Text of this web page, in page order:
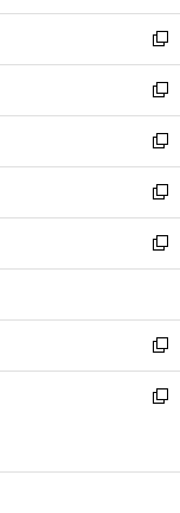
開
く
ウ
で
開
く
ン
ド
ウ
で
開
く
ウ
ィ
ン
ド
ウ
で
開
く
新
し
い
ウ
ィ
ン
ド
ウ
で
開
新
し
い
ウ
ィ
ン
ド
ウ
開
く
新
し
い
ウ
ィ
ン
ウ
で
開
く
新
し
い
ウ
ン
ド
ウ
で
新
し
ウ
ィ
ン
ド
開
新
し
い
ン
新
ウ